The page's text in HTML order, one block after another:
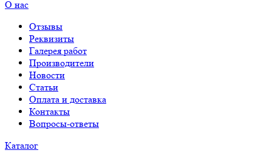
О нас
Отзывы
Реквизиты
Галерея работ
Производители
Новости
Статьи
Оплата и доставка
Контакты
Вопросы-ответы
Каталог